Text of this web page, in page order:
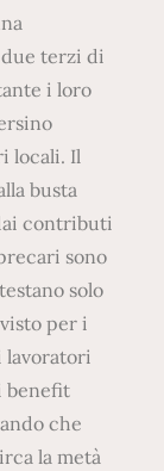
terzi di
i loro
locali. Il
busta
contributi
sono
solo
per i
lavoratori
benefit
che
la metà